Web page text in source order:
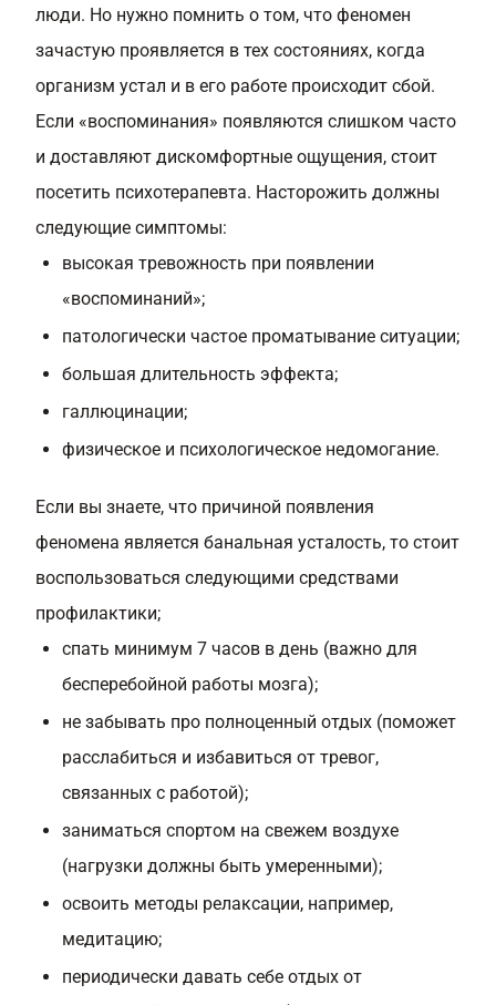
люди. Но нужно помнить о том, что феномен
зачастую проявляется в тех состояниях, когда
организм устал и в его работе происходит сбой.
Если «воспоминания» появляются слишком часто
и доставляют дискомфортные ощущения, стоит
посетить психотерапевта. Насторожить должны
следующие симптомы:
высокая тревожность при появлении
«воспоминаний»;
патологически частое проматывание ситуации;
большая длительность эффекта;
галлюцинации;
физическое и психологическое недомогание.
Если вы знаете, что причиной появления
феномена является банальная усталость, то стоит
воспользоваться следующими средствами
профилактики;
спать минимум 7 часов в день (важно для
бесперебойной работы мозга);
не забывать про полноценный отдых (поможет
расслабиться и избавиться от тревог,
связанных с работой);
заниматься спортом на свежем воздухе
(нагрузки должны быть умеренными);
освоить методы релаксации, например,
медитацию;
периодически давать себе отдых от